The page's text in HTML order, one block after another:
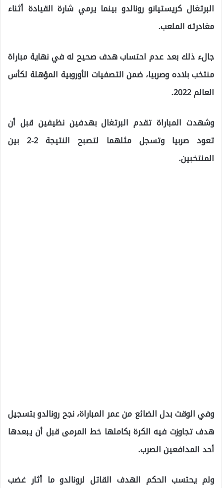
البرتغال كريستيانو رونالدو بينما يرمي شارة القيادة أثناء
مغادرته الملعب.
جالء ذلك بعد عدم احتساب هدف صحيح له في نهاية مباراة
منتخب بلاده وصربيا، ضمن التصفيات الأوروبية المؤهلة لكأس
العالم 2022.
وشهدت المباراة تقدم البرتغال بهدفين نظيفين قبل أن
تعود صربيا وتسجل مثلهما لتصبح النتيجة 2-2 بين
المنتخبين.
وفي الوقت بدل الضائع من عمر المباراة، نجح رونالدو بتسجيل
هدف تجاوزت فيه الكرة بكاملها خط المرمى قبل أن يبعدها
أحد المدافعين الصرب.
ولم يحتسب الحكم الهدف القاتل لرونالدو ما أثار غضب